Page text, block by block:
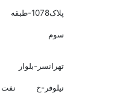
پلاک1078-طبقه
سوم
تهرانسر-بلوار
نیلوفر-خ نفت